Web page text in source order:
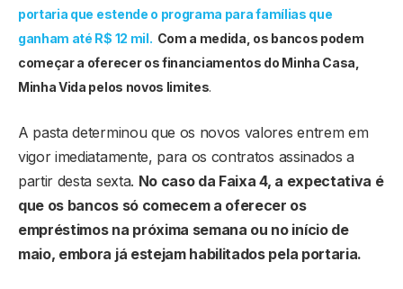
portaria que estende o programa para famílias que
ganham até R$ 12 mil. Com a medida, os bancos podem
começar a oferecer os financiamentos do Minha Casa,
Minha Vida pelos novos limites.
A pasta determinou que os novos valores entrem em
vigor imediatamente, para os contratos assinados a
partir desta sexta. No caso da Faixa 4, a expectativa é
que os bancos só comecem a oferecer os
empréstimos na próxima semana ou no início de
maio, embora já estejam habilitados pela portaria.